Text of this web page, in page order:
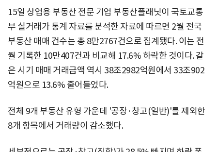
15일 상업용 부동산 전문 기업 부동산플래닛이 국토교통
부 실거래가 통계 자료를 분석한 자료에 따르면 2월 전국
부동산 매매 건수는 총 8만2767건으로 집계됐다. 이는 전
월 기록한 10만407건과 비교해 17.6% 하락한 것이다. 같
은 시기 매매 거래금액 역시 38조2982억원에서 33조902
억원으로 13.6% 줄어들었다.
전체 9개 부동산 유형 가운데 '공장·창고(일반)'를 제외한
8개 항목에서 거래량이 감소했다.